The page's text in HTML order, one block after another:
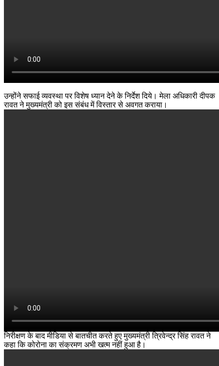
उन्होंने सफाई व्यवस्था पर विशेष ध्यान देने के निर्देश दिये। मेला अधिकारी दीपक
रावत ने मुख्यमंत्री को इस संबंध में विस्तार से अवगत कराया।
निरीक्षण के बाद मीडिया से बातचीत करते हुए मुख्यमंत्री त्रिवेन्द्र सिंह रावत ने
कहा कि कोरोना का संक्रमण अभी खत्म नहीं हुआ है।